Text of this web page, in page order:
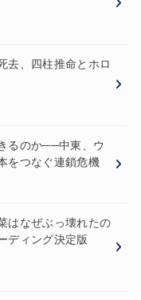
去、四柱推命とホロ
るのか──中東、ウ
をつなぐ連鎖危機
はなぜぶっ壊れたの
ディング決定版